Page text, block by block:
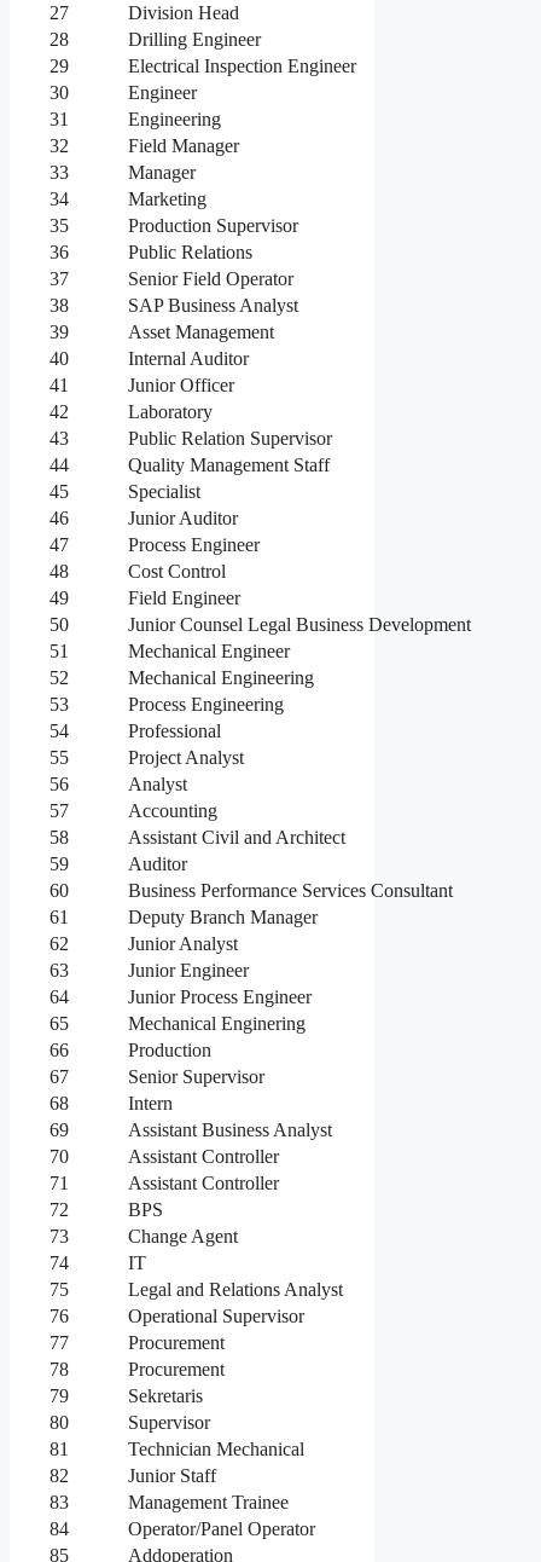
27
Division Head
28
Drilling Engineer
29
Electrical Inspection Engineer
30
Engineer
31
Engineering
32
Field Manager
33
Manager
34
Marketing
35
Production Supervisor
36
Public Relations
37
Senior Field Operator
38
SAP Business Analyst
39
Asset Management
40
Internal Auditor
41
Junior Officer
42
Laboratory
43
Public Relation Supervisor
44
Quality Management Staff
45
Specialist
46
Junior Auditor
47
Process Engineer
48
Cost Control
49
Field Engineer
50
Junior Counsel Legal Business Development
51
Mechanical Engineer
52
Mechanical Engineering
53
Process Engineering
54
Professional
55
Project Analyst
56
Analyst
57
Accounting
58
Assistant Civil and Architect
59
Auditor
60
Business Performance Services Consultant
61
Deputy Branch Manager
62
Junior Analyst
63
Junior Engineer
64
Junior Process Engineer
65
Mechanical Enginering
66
Production
67
Senior Supervisor
68
Intern
69
Assistant Business Analyst
70
Assistant Controller
71
Assistant Controller
72
BPS
73
Change Agent
74
IT
75
Legal and Relations Analyst
76
Operational Supervisor
77
Procurement
78
Procurement
79
Sekretaris
80
Supervisor
81
Technician Mechanical
82
Junior Staff
83
Management Trainee
84
Operator/Panel Operator
85
Addoperation